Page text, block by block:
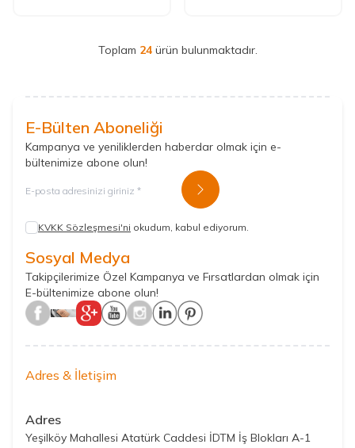
Toplam 24ürün bulunmaktadır.
E-Bülten Aboneliği
Kampanya ve yeniliklerden haberdar olmak için e-
bültenimize abone olun!
Kayıt Ol
KVKK Sözleşmesi'ni okudum, kabul ediyorum.
Sosyal Medya
Takipçilerimize Özel Kampanya ve Fırsatlardan olmak için
E-bültenimize abone olun!
Adres & İletişim
Adres
Yeşilköy Mahallesi Atatürk Caddesi İDTM İş Blokları A-1